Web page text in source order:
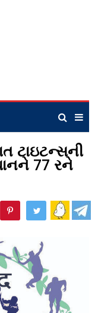
ટાઇટન્સની
77 રને